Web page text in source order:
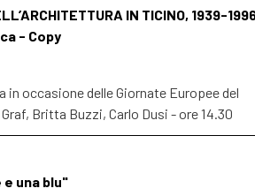
IN TICINO, 1939-
- Copy
occasione delle Giornate Europee del
Britta Buzzi, Carlo Dusi - ore 14.30
una blu"